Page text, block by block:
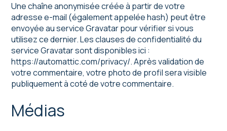
Une chaîne anonymisée créée à partir de votre
adresse e-mail (également appelée hash) peut être
envoyée au service Gravatar pour vérifier si vous
utilisez ce dernier. Les clauses de confidentialité du
service Gravatar sont disponibles ici :
https://automattic.com/privacy/. Après validation de
votre commentaire, votre photo de profil sera visible
publiquement à coté de votre commentaire.
Médias